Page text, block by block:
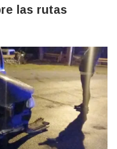
las rutas